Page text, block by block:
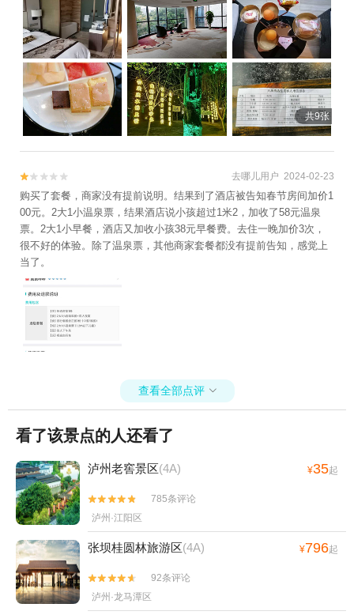
共9张

 去哪儿用户 2024-02-23
购买了套餐，商家没有提前说明。结果到了酒店被告知春节房间加价1
00元。2大1小温泉票，结果酒店说小孩超过1米2，加收了58元温泉
票。2大1小早餐，酒店又加收小孩38元早餐费。去住一晚加价3次，
很不好的体验。除了温泉票，其他商家套餐都没有提前告知，感觉上
当了。
查看全部点评 
看了该景点的人还看了
泸州老窖景区(4A) ¥35起


785条评论
泸州·江阳区
张坝桂圆林旅游区(4A) ¥796起


92条评论
泸州·龙马潭区